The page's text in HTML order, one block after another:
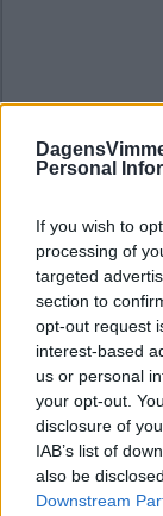
Personal
If you wish to
processing of
targeted
section to
opt-out request
interest-based
us or personal
your opt-out.
disclosure of
IAB’s list of
also be
Downstream